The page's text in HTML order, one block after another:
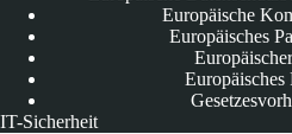
Europäische
Europäisches
Europäisches
IT-Sicherheit